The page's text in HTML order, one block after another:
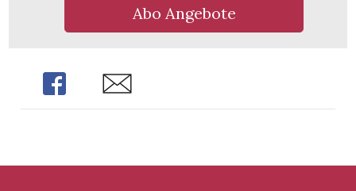
Abo Angebote
Share Share